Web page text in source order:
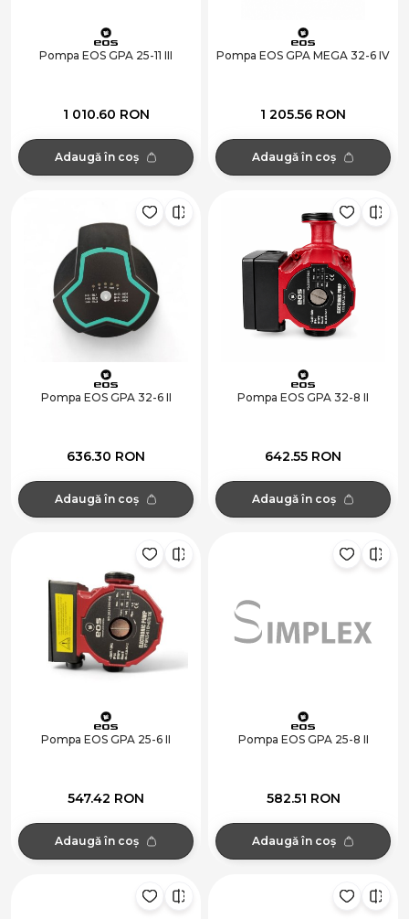
Pompa EOS GPA 25-11 III
1 010.60 RON
Adaugă în coș
Pompa EOS GPA MEGA 32-6 IV
1 205.56 RON
Adaugă în coș
Pompa EOS GPA 32-6 II
636.30 RON
Adaugă în coș
Pompa EOS GPA 32-8 II
642.55 RON
Adaugă în coș
Pompa EOS GPA 25-6 II
547.42 RON
Adaugă în coș
Pompa EOS GPA 25-8 II
582.51 RON
Adaugă în coș